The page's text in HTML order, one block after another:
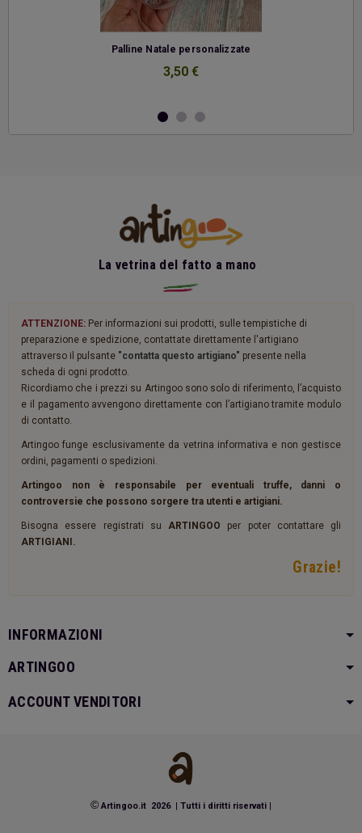
Palline Natale personalizzate
3,50 €
La vetrina del fatto a mano
ATTENZIONE: Per informazioni sui prodotti, sulle tempistiche di
preparazione e spedizione, contattate direttamente l'artigiano
attraverso il pulsante "contatta questo artigiano" presente nella
scheda di ogni prodotto.
Ricordiamo che i prezzi su Artingoo sono solo di riferimento, l’acquisto
e il pagamento avvengono direttamente con l’artigiano tramite modulo
di contatto.
Artingoo funge esclusivamente da vetrina informativa e non gestisce
ordini, pagamenti o spedizioni.
Artingoo non è responsabile per eventuali truffe, danni o
controversie che possono sorgere tra utenti e artigiani.
Bisogna essere registrati su ARTINGOO per poter contattare gli
ARTIGIANI.
Grazie!
INFORMAZIONI
ARTINGOO
ACCOUNT VENDITORI
© Artingoo.it 2026 Tutti i diritti riservati